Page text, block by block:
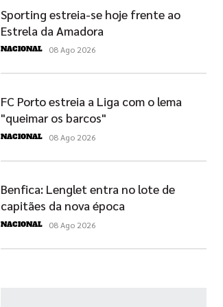
Sporting estreia-se hoje frente ao
Estrela da Amadora
NACIONAL 08 Ago 2026
FC Porto estreia a Liga com o lema
"queimar os barcos"
NACIONAL 08 Ago 2026
Benfica: Lenglet entra no lote de
capitães da nova época
NACIONAL 08 Ago 2026